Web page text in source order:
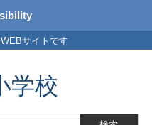
サイトです
学校